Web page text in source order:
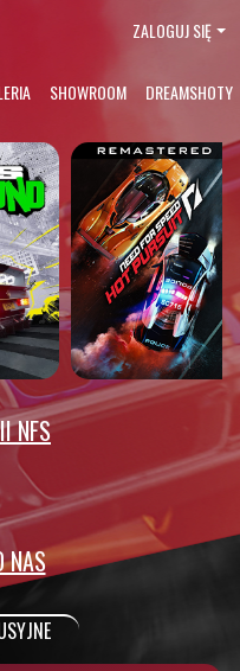
SHOWROOM DREAMSHOTY
ZALOGUJ SIĘ
NFS
NAS